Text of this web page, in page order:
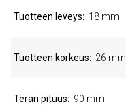
Tuotteen leveys 18 mm
Tuotteen korkeus 26 mm
Terän pituus 90 mm